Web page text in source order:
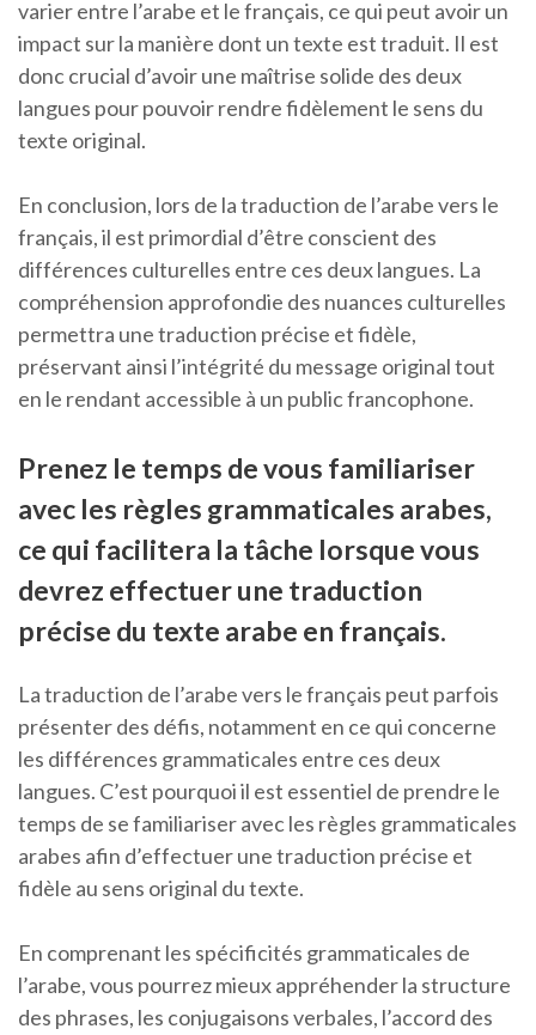
varier entre l’arabe et le français, ce qui peut avoir un
impact sur la manière dont un texte est traduit. Il est
donc crucial d’avoir une maîtrise solide des deux
langues pour pouvoir rendre fidèlement le sens du
texte original.
En conclusion, lors de la traduction de l’arabe vers le
français, il est primordial d’être conscient des
différences culturelles entre ces deux langues. La
compréhension approfondie des nuances culturelles
permettra une traduction précise et fidèle,
préservant ainsi l’intégrité du message original tout
en le rendant accessible à un public francophone.
Prenez le temps de vous familiariser
avec les règles grammaticales arabes,
ce qui facilitera la tâche lorsque vous
devrez effectuer une traduction
précise du texte arabe en français.
La traduction de l’arabe vers le français peut parfois
présenter des défis, notamment en ce qui concerne
les différences grammaticales entre ces deux
langues. C’est pourquoi il est essentiel de prendre le
temps de se familiariser avec les règles grammaticales
arabes afin d’effectuer une traduction précise et
fidèle au sens original du texte.
En comprenant les spécificités grammaticales de
l’arabe, vous pourrez mieux appréhender la structure
des phrases, les conjugaisons verbales, l’accord des